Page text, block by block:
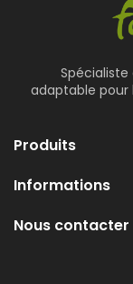
adaptable
Produits
Informations
Nous contacter